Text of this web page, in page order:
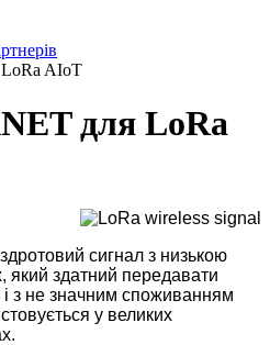
AIoT
для LoRa
сигнал з низькою
який здатний передавати
і з не значним споживанням
у великих